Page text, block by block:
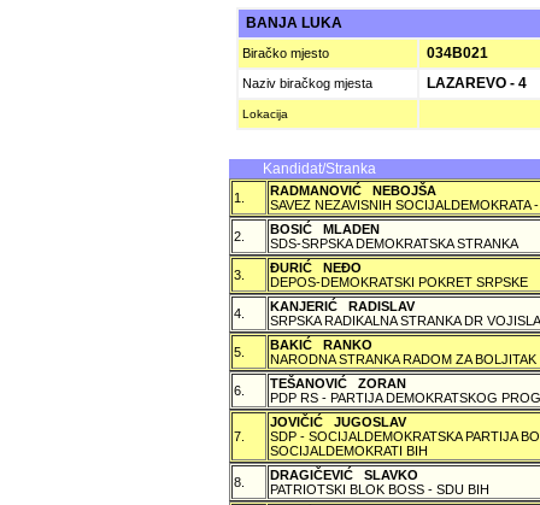
BANJA LUKA
Biračko mjesto 034B021
Naziv biračkog mjesta LAZAREVO - 4
Lokacija
Kandidat/Stranka
1.
RADMANOVIĆ NEBOJŠA
SAVEZ NEZAVISNIH SOCIJALDEMOKRATA
2.
BOSIĆ MLADEN
SDS-SRPSKA DEMOKRATSKA STRANKA
3.
ÐURIĆ NEÐO
DEPOS-DEMOKRATSKI POKRET SRPSKE
4.
KANJERIĆ RADISLAV
SRPSKA RADIKALNA STRANKA DR
5.
BAKIĆ RANKO
NARODNA STRANKA RADOM ZA BOLJITAK
6.
TEŠANOVIĆ ZORAN
PDP RS - PARTIJA DEMOKRATSKOG
7.
JOVIČIĆ JUGOSLAV
SDP - SOCIJALDEMOKRATSKA PARTIJA
SOCIJALDEMOKRATI BIH
8.
DRAGIČEVIĆ SLAVKO
PATRIOTSKI BLOK BOSS - SDU BIH